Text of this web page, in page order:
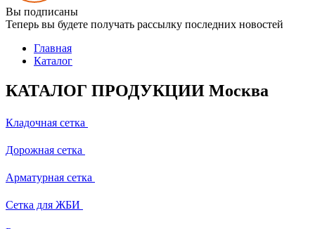
Вы подписаны
Теперь вы будете получать рассылку последних новостей
Главная
Каталог
КАТАЛОГ ПРОДУКЦИИ Москва
Кладочная сетка
Дорожная сетка
Арматурная сетка
Сетка для ЖБИ